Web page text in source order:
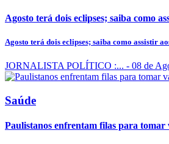
Agosto terá dois eclipses; saiba como
Agosto terá dois eclipses; saiba como assistir
JORNALISTA POLÍTICO :... - 08 de
Saúde
Paulistanos enfrentam filas para tomar